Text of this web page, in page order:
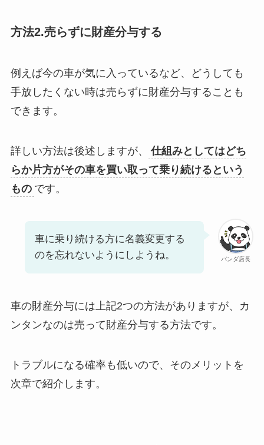
方法2.売らずに財産分与する
例えば今の車が気に入っているなど、どうしても
手放したくない時は売らずに財産分与することも
できます。
詳しい方法は後述しますが、
仕組みとしてはどち
らか片方がその車を買い取って乗り続けるという
もの です。
パンダ店長
車に乗り続ける方に名義変更する
のを忘れないようにしようね。
車の財産分与には上記2つの方法がありますが、カ
ンタンなのは売って財産分与する方法です。
トラブルになる確率も低いので、そのメリットを
次章で紹介します。